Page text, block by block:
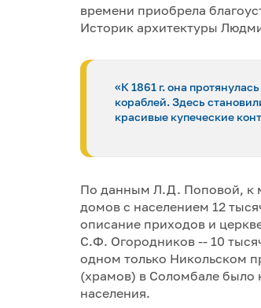
времени приобрела
Историк архитектуры
«К 1861 г. она
кораблей. Здесь
красивые купеческие
По данным Л.Д. Поповой, к
домов с населением 12
описание приходов и
С.Ф. Огородников -- 10
одном только Никольском
(храмов) в Соломбале было
населения.